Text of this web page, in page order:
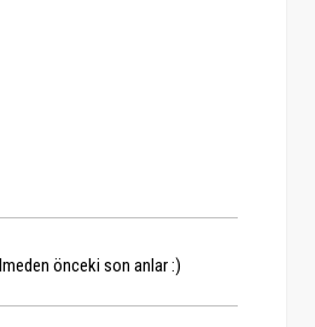
önceki son anlar :)